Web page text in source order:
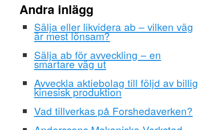
Andra inlägg
Sälja eller likvidera ab – vilken väg
är mest lönsam?
Sälja ab för avveckling – en
smartare väg ut
Avveckla aktiebolag till följd av billig
kinesisk produktion
Vad tillverkas på Forshedaverken?